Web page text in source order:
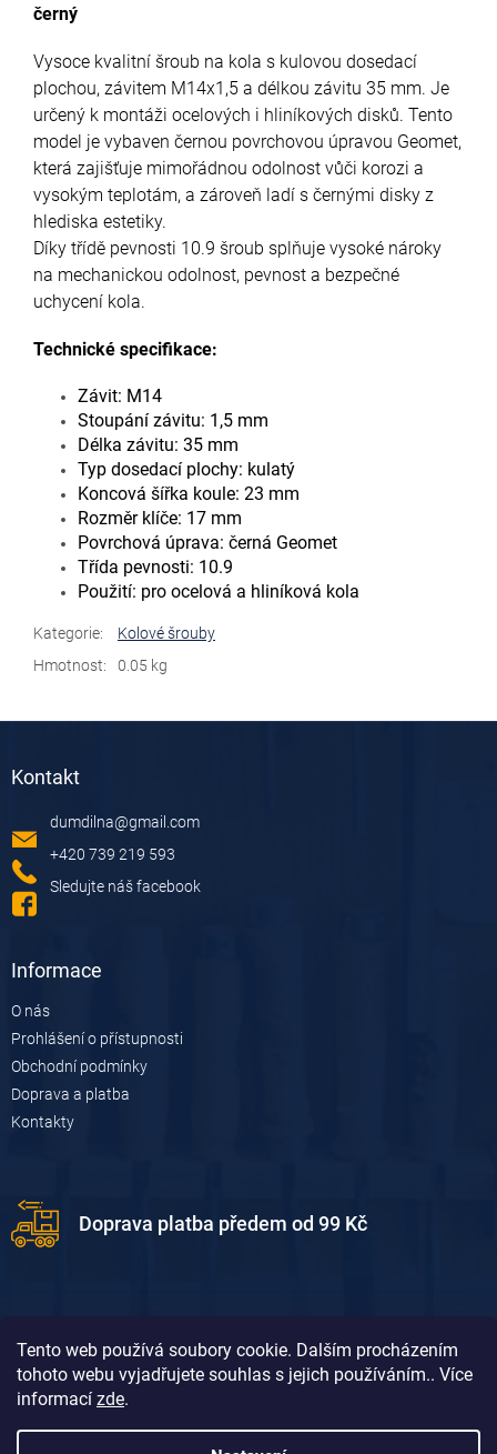
Tento web používá soubory cookie. Dalším procházením
tohoto webu vyjadřujete souhlas s jejich používáním.. Více
informací zde.
černý
Vysoce kvalitní šroub na kola s kulovou dosedací
plochou, závitem M14x1,5 a délkou závitu 35 mm. Je
určený k montáži ocelových i hliníkových disků. Tento
model je vybaven černou povrchovou úpravou Geomet,
která zajišťuje mimořádnou odolnost vůči korozi a
vysokým teplotám, a zároveň ladí s černými disky z
hlediska estetiky.
Díky třídě pevnosti 10.9 šroub splňuje vysoké nároky
na mechanickou odolnost, pevnost a bezpečné
uchycení kola.
Technické specifikace:
Závit: M14
Stoupání závitu: 1,5 mm
Délka závitu: 35 mm
Typ dosedací plochy: kulatý
Koncová šířka koule: 23 mm
Rozměr klíče: 17 mm
Povrchová úprava: černá Geomet
Třída pevnosti: 10.9
Použití: pro ocelová a hliníková kola
Kategorie:
Kolové šrouby
Hmotnost: 0.05 kg
Kontakt
dumdilna@gmail.com
+420 739 219 593
Sledujte náš facebook
Informace
O nás
Prohlášení o přístupnosti
Obchodní podmínky
Doprava a platba
Kontakty
Doprava platba předem od 99 Kč
Doprava platba dobírkou od 119 Kč